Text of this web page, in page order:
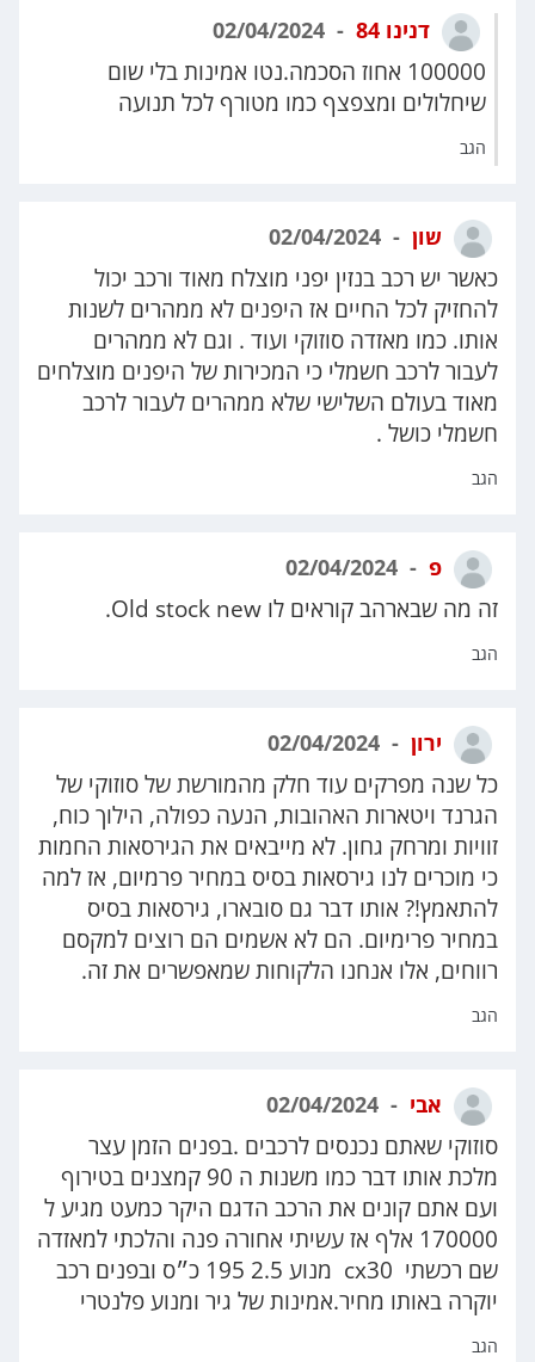
דנינו 84
100000 אחוז הסכמה.נטו אמינות בלי שום
שיחלולים ומצפצף כמו מטורף לכל תנועה
הגב
שון
כאשר יש רכב בנזין יפני מוצלח מאוד ורכב יכול
להחזיק לכל החיים אז היפנים לא ממהרים לשנות
אותו. כמו מאזדה סוזוקי ועוד . וגם לא ממהרים
לעבור לרכב חשמלי כי המכירות של היפנים מוצלחים
מאוד בעולם השלישי שלא ממהרים לעבור לרכב
חשמלי כושל .
הגב
פ
זה מה שבארהב קוראים לו Old stock new.
הגב
ירון
כל שנה מפרקים עוד חלק מהמורשת של סוזוקי של
הגרנד ויטארות האהובות, הנעה כפולה, הילוך כוח,
זוויות ומרחק גחון. לא מייבאים את הגירסאות החמות
כי מוכרים לנו גירסאות בסיס במחיר פרמיום, אז למה
להתאמץ!? אותו דבר גם סובארו, גירסאות בסיס
במחיר פרימיום. הם לא אשמים הם רוצים למקסם
רווחים, אלו אנחנו הלקוחות שמאפשרים את זה.
הגב
אבי
סוזוקי שאתם נכנסים לרכבים .בפנים הזמן עצר
מלכת אותו דבר כמו משנות ה 90 קמצנים בטירוף
ועם אתם קונים את הרכב הדגם היקר כמעט מגיע ל
170000 אלף אז עשיתי אחורה פנה והלכתי למאזדה
שם רכשתי cx30 מנוע 2.5 195 כ״ס ובפנים רכב
יוקרה באותו מחיר.אמינות של גיר ומנוע פלנטרי
הגב